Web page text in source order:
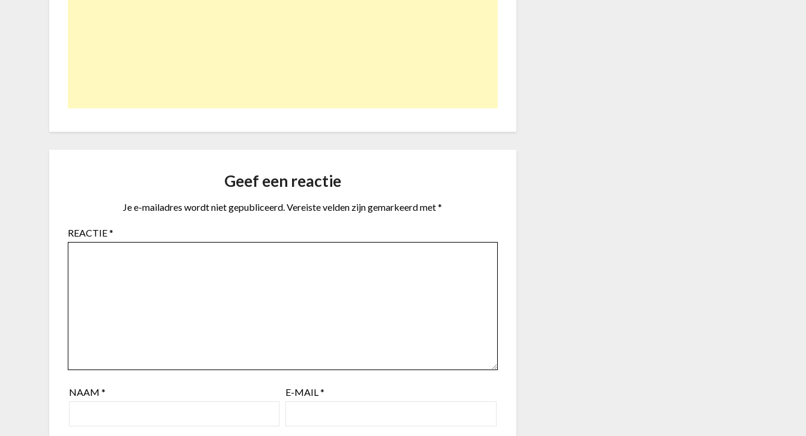
Geef een reactie
Je e-mailadres wordt niet gepubliceerd.Vereiste velden zijn gemarkeerd met*
REACTIE*
NAAM* E-MAIL*